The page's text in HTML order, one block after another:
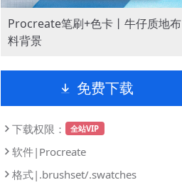
Procreate笔刷+色卡丨牛仔质地布
料背景
免费下载
下载权限： 全站VIP
软件|Procreate
格式|.brushset/.swatches